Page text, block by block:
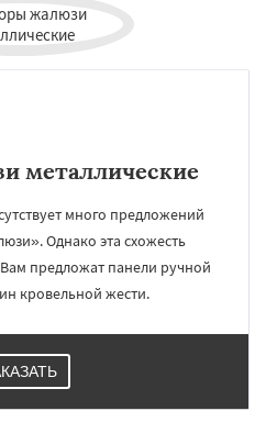
металлические
много предложений
Однако эта схожесть
предложат панели ручной
кровельной жести.